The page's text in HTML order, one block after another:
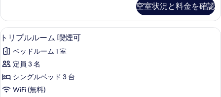
写
真
を
表
示
す
煙
可
の
す
べ
て
の
ー
ム
喫
可
の
細
空室状況と料金を確認
ト
リ
プ
ル
ル
遮光カーテン、アイロン / アイロン
5
トリプルルーム 喫煙可
ベッドルーム 1 室
定員 3 名
シングルベッド 3 台
WiFi (無料)